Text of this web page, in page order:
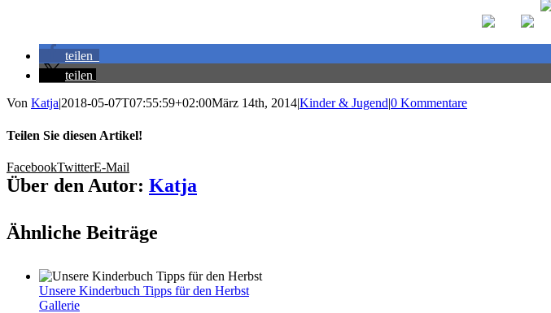
teilen
teilen
Von Katja|2018-05-07T07:55:59+02:00März 14th, 2014|Kinder & Jugend|0 Kommentare
Teilen Sie diesen Artikel!
FacebookTwitterE-Mail
Über den Autor: Katja
Ähnliche Beiträge
Unsere Kinderbuch Tipps für den Herbst
Gallerie